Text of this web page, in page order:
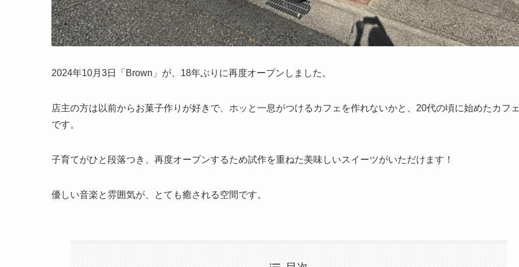
2024年10月3日「Brown」が、18年ぶりに再度オープンしました。
店主の方は以前からお菓子作りが好きで、ホッと一息がつけるカフェを作れないかと、20代の頃に始めたカフェ
です。
子育てがひと段落つき、再度オープンするため試作を重ねた美味しいスイーツがいただけます！
優しい音楽と雰囲気が、とても癒される空間です。